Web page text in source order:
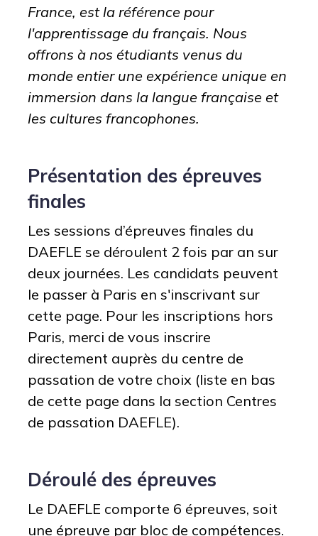
France, est la référence pour
l'apprentissage du français. Nous
offrons à nos étudiants venus du
monde entier une expérience unique en
immersion dans la langue française et
les cultures francophones.
Présentation des épreuves
finales
Les sessions d’épreuves finales du
DAEFLE se déroulent 2 fois par an sur
deux journées. Les candidats peuvent
le passer à Paris en s'inscrivant sur
cette page. Pour les inscriptions hors
Paris, merci de vous inscrire
directement auprès du centre de
passation de votre choix (liste en bas
de cette page dans la section Centres
de passation DAEFLE).
Déroulé des épreuves
Le DAEFLE comporte 6 épreuves, soit
une épreuve par bloc de compétences.